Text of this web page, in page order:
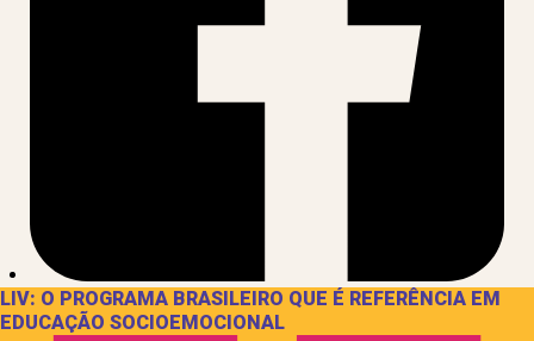
LIV: O PROGRAMA BRASILEIRO QUE É REFERÊNCIA EM
EDUCAÇÃO SOCIOEMOCIONAL